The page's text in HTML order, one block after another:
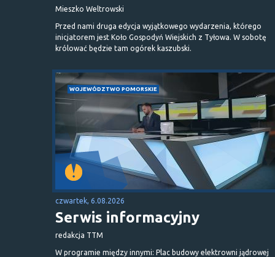
Mieszko Weltrowski
Przed nami druga edycja wyjątkowego wydarzenia, którego
inicjatorem jest Koło Gospodyń Wiejskich z Tyłowa. W sobotę
królować będzie tam ogórek kaszubski.
WOJEWÓDZTWO POMORSKIE
czwartek, 6.08.2026
Serwis informacyjny
redakcja TTM
W programie między innymi: Plac budowy elektrowni jądrowej